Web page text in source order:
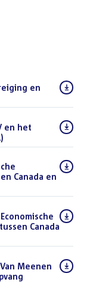
en
en het
Canada en
Canada
Meenen